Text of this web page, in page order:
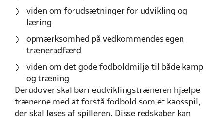
viden om forudsætninger for udvikling og
læring
opmærksomhed på vedkommendes egen
træneradfærd
viden om det gode fodboldmiljø til både kamp
og træning
Derudover skal børneudviklingstræneren hjælpe
trænerne med at forstå fodbold som et kaosspil,
der skal løses af spilleren. Disse redskaber kan